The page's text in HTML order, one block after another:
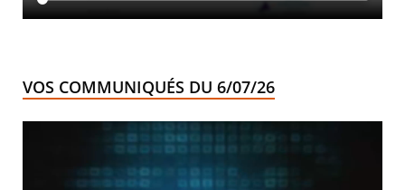
VOS COMMUNIQUÉS DU 6/07/26